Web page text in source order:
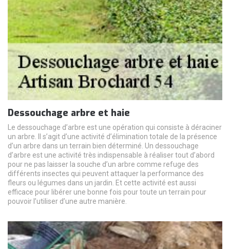
Dessouchage arbre et haie
Le dessouchage d’arbre est une opération qui consiste à déraciner
un arbre. Il s’agit d’une activité d’élimination totale de la présence
d’un arbre dans un terrain bien déterminé. Un dessouchage
d’arbre est une activité très indispensable à réaliser tout d’abord
pour ne pas laisser la souche d’un arbre comme refuge des
différents insectes qui peuvent attaquer la performance des
fleurs ou légumes dans un jardin. Et cette activité est aussi
efficace pour libérer une bonne fois pour toute un terrain pour
pouvoir l’utiliser d’une autre manière.